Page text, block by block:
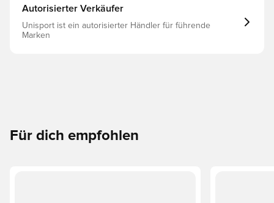
Autorisierter Verkäufer
Unisport ist ein autorisierter Händler für führende
Marken
Für dich empfohlen